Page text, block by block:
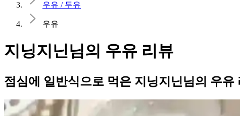
우유 / 두유
우유
지닝지닌님의 우유 리뷰
점심에 일반식으로 먹은 지닝지닌님의 우유